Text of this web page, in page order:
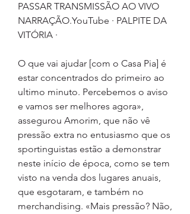
PASSAR TRANSMISSÃO AO VIVO
NARRAÇÃO.YouTube · PALPITE DA
VITÓRIA ·
O que vai ajudar [com o Casa Pia] é
estar concentrados do primeiro ao
ultimo minuto. Percebemos o aviso
e vamos ser melhores agora»,
assegurou Amorim, que não vê
pressão extra no entusiasmo que os
sportinguistas estão a demonstrar
neste início de época, como se tem
visto na venda dos lugares anuais,
que esgotaram, e também no
merchandising. «Mais pressão? Não,